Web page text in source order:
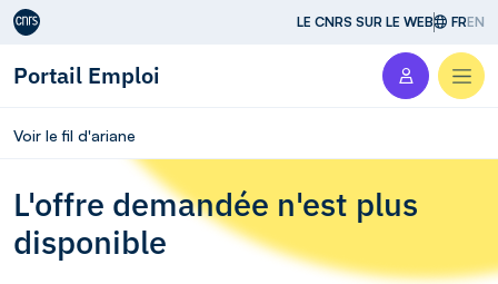
Aller au contenu LE CNRS SUR LE WEB FREN
Portail Emploi
Voir le fil d'ariane
L'offre demandée n'est plus
disponible